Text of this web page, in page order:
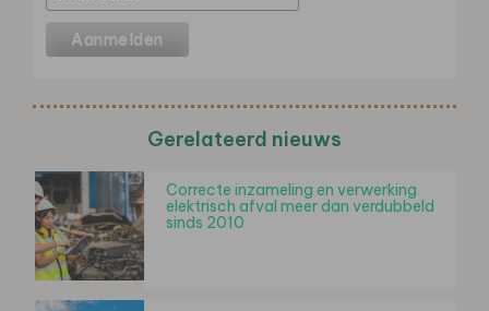
Gerelateerd nieuws
Correcte inzameling en verwerking
elektrisch afval meer dan verdubbeld
sinds 2010